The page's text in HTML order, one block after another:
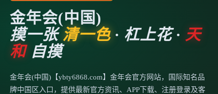
金年会(中国)
摸一张 清一色· 杠上花 · 天
和自摸
金年会(中国)【ybty6868.com】金年会官方网站，国际知名品
牌中国区入口，提供最新官方资讯、APP下载、注册登录及客